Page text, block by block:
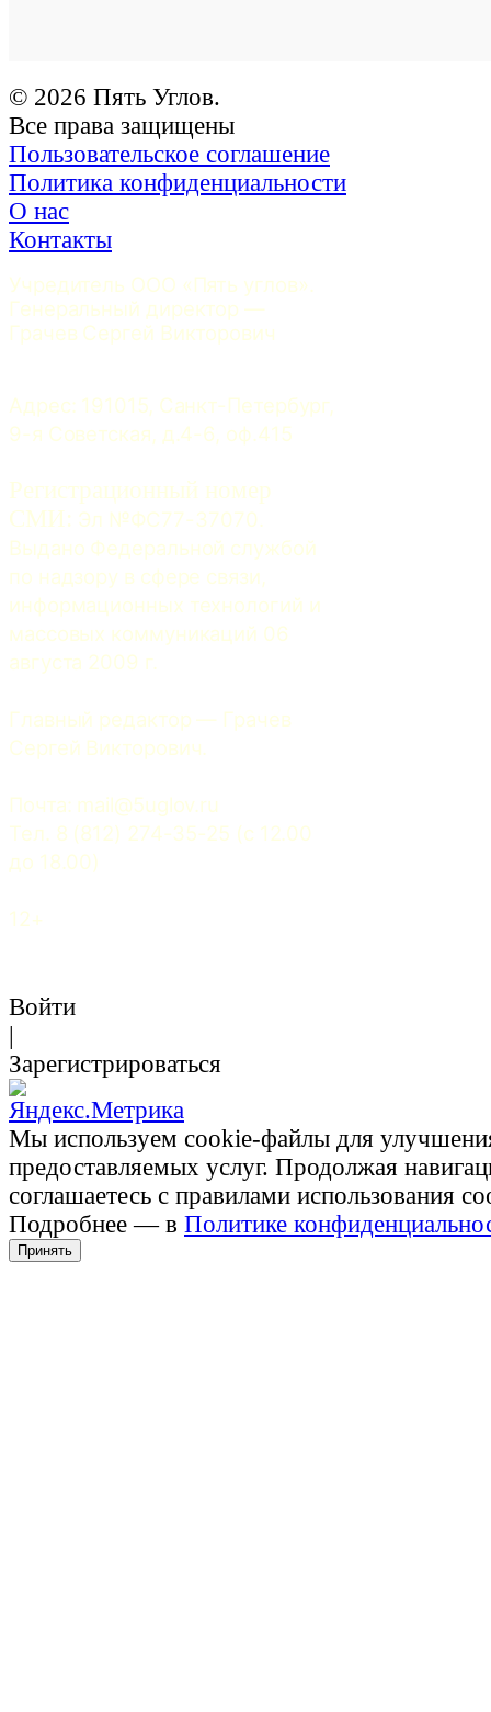
© 2026 Пять Углов.
Все права защищены
Пользовательское соглашение
Политика конфиденциальности
О нас
Контакты
Учредитель ООО «Пять углов».
Генеральный директор —
Грачев Сергей Викторович
Адрес: 191015, Санкт-Петербург,
9-я Советская, д.4-6, оф.415
Регистрационный номер
СМИ: Эл №ФС77-37070.
Выдано Федеральной службой
по надзору в сфере связи,
информационных технологий и
массовых коммуникаций 06
августа 2009 г.
Главный редактор — Грачев
Сергей Викторович.
Почта: mail@5uglov.ru
Тел. 8 (812) 274-35-25 (c 12.00
до 18.00)
12+
Войти
|
Зарегистрироваться
Мы используем cookie-файлы для
предоставляемых услуг. Продолжая
соглашаетесь с правилами использования
Подробнее — в Политике
Принять